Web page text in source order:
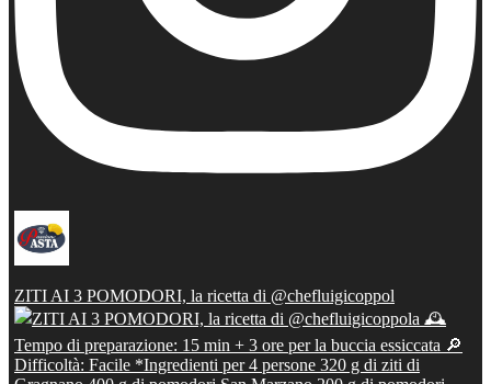
ZITI AI 3 POMODORI, la ricetta di @chefluigicoppol